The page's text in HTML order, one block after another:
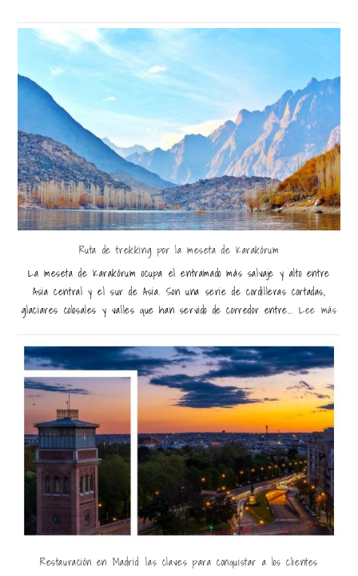
Ruta de trekking por la meseta de Karakórum
La meseta de Karakórum ocupa el entramado más salvaje y alto entre
Asia central y el sur de Asia. Son una serie de cordilleras cortadas,
glaciares colosales y valles que han servido de corredor entre...Lee más
Restauración en Madrid: las claves para conquistar a los clientes